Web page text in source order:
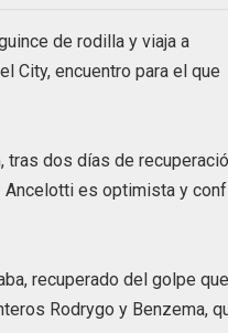
de rodilla y viaja a
City, encuentro para el que
tras dos días de
Ancelotti es optimista y
recuperado del golpe que
Rodrygo y Benzema,